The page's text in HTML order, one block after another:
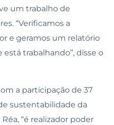
um trabalho de
“Verificamos a
e geramos um relatório
trabalhando”, disse o
a participação de 37
sustentabilidade da
“é realizador poder